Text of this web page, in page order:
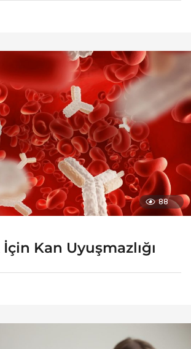
88
Kan Uyuşmazlığı